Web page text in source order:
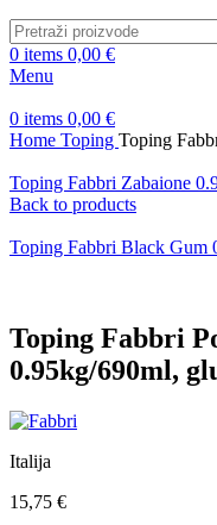
0 items 0,00 €
Menu
0 items 0,00 €
Home Toping Toping
Toping Fabbri Zabaione
Back to products
Toping Fabbri Black Gum
Toping Fabbri
0.95kg/690ml,
Italija
15,75 €